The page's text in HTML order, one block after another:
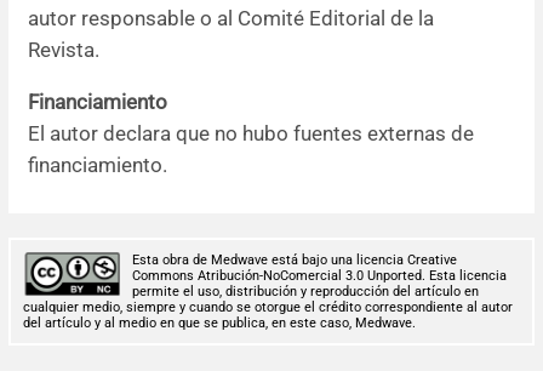
autor responsable o al Comité Editorial de la
Revista.
Financiamiento
El autor declara que no hubo fuentes externas de
financiamiento.
Esta obra de Medwave está bajo una licencia Creative
Commons Atribución-NoComercial 3.0 Unported. Esta licencia
permite el uso, distribución y reproducción del artículo en
cualquier medio, siempre y cuando se otorgue el crédito correspondiente al autor
del artículo y al medio en que se publica, en este caso, Medwave.